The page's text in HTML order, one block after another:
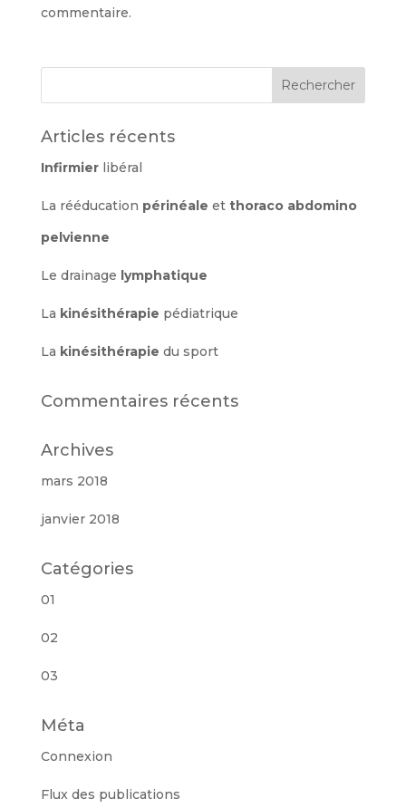
commentaire.
Articles récents
Infirmierlibéral
La rééducation périnéale et thoraco abdomino
pelvienne
Le drainage lymphatique
La kinésithérapie pédiatrique
La kinésithérapie du sport
Commentaires récents
Archives
mars 2018
janvier 2018
Catégories
01
02
03
Méta
Connexion
Flux des publications